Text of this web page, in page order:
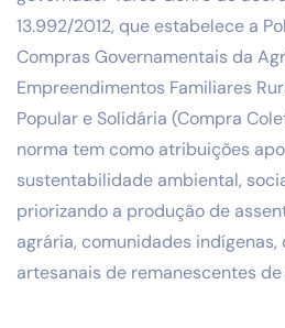
13.992/2012, que estabelece a
Compras Governamentais da
Empreendimentos Familiares
Popular e Solidária (Compra
norma tem como atribuições
sustentabilidade ambiental,
priorizando a produção de
agrária, comunidades indígenas,
artesanais de remanescentes